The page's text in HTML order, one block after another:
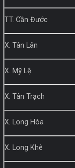
TT. Cần Đước
X. Tân Lân
X. Mỹ Lệ
X. Tân Trạch
X. Long Hòa
X. Long Khê